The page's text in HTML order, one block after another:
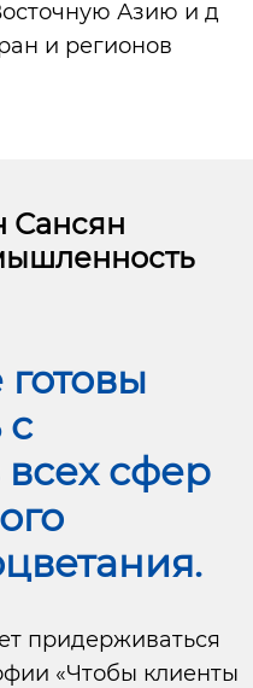
Азию и д
и регионов
Сансян
с
сфер
придерживаться
«Чтобы клиенты